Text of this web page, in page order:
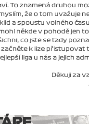
To znamená druhou
že o tom uvažuje
a spoustu volného
někde v pohodě jen
co jste se tady
k lize přistupovat
liga u nás a jejich
Děkuji za